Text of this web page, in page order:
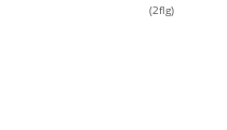
(2flg)